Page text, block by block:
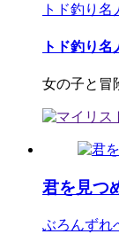
トド釣り名
トド釣り名
女の子と冒
君を見つ
ぶろんずれ